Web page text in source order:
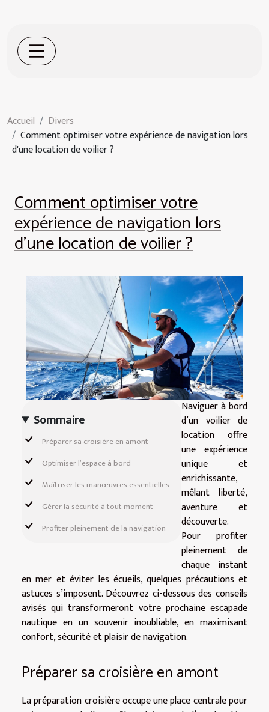
Accueil
Divers
Comment optimiser votre expérience de navigation lors
d'une location de voilier ?
Comment optimiser votre
expérience de navigation lors
d'une location de voilier ?
Sommaire
Préparer sa croisière en amont
Optimiser l’espace à bord
Maîtriser les manœuvres essentielles
Gérer la sécurité à tout moment
Profiter pleinement de la navigation
Naviguer à bord
d’un voilier de
location offre
une expérience
unique et
enrichissante,
mêlant liberté,
aventure et
découverte.
Pour profiter
pleinement de
chaque instant
en mer et éviter les écueils, quelques précautions et
astuces s’imposent. Découvrez ci-dessous des conseils
avisés qui transformeront votre prochaine escapade
nautique en un souvenir inoubliable, en maximisant
confort, sécurité et plaisir de navigation.
Préparer sa croisière en amont
La préparation croisière occupe une place centrale pour